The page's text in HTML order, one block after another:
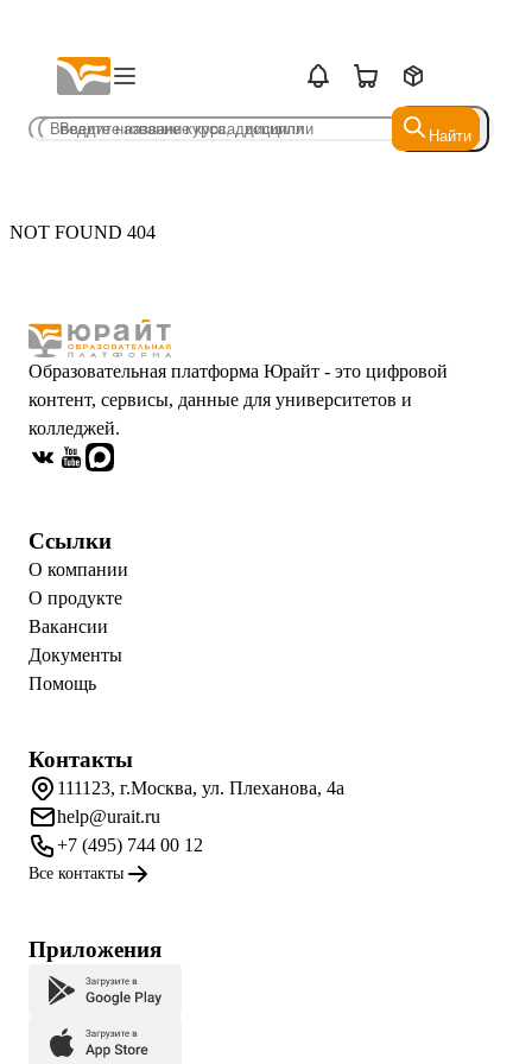
Найти
Найти
NOT FOUND 404
Образовательная платформа Юрайт - это цифровой
контент, сервисы, данные для университетов и
колледжей.
Ссылки
О компании
О продукте
Вакансии
Документы
Помощь
Контакты
111123, г.Москва, ул. Плеханова, 4а
help@urait.ru
+7 (495) 744 00 12
Все контакты
Приложения